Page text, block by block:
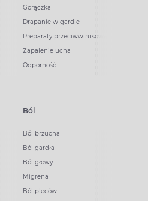
Gorączka
Drapanie w gardle
Preparaty przeciwwirusowe
Zapalenie ucha
Odporność
Ból
Ból brzucha
Ból gardła
Ból głowy
Migrena
Ból pleców